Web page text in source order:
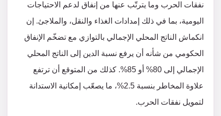
نفقات الحرب وما يترتّب عنها من إنفاق لدعم الاحتياجات
اليومية، بما في ذلك إمدادات الغذاء والنقل، والملاجئ. إن
انكماش الناتج المحلي الإجمالي بالتوازي مع تضخّم الإنفاق
الحكومي من شأنه أن يرفع نسبة الدين إلى الناتج المحلي
الإجمالي إلى 80% أو 85%. كذلك من المتوقع أن ترتفع
علاوة المخاطر بنسبة 2.5%، ما يصعّب إمكانية الاستدانة
لتمويل نفقات الحرب.